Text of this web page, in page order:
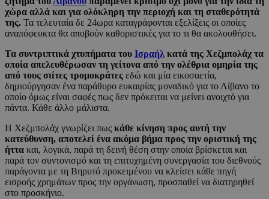
χώρα αλλά και για ολόκληρη την περιοχή και τη σταθερότητά
της. Τα τελευταία δε 24ωρα καταγράφονται εξελίξεις οι οποίες
αναπόφευκτα θα αποβούν καθοριστικές για το τι θα ακολουθήσει.
Τα συντριπτικά χτυπήματα του Ισραήλ κατά της Χεζμπολάχ τα
οποία απελευθέρωσαν τη γείτονα από την ολέθρια ομηρία της
από τους σιίτες τρομοκράτες εδώ και μία εικοσαετία,
δημιούργησαν ένα παράθυρο ευκαιρίας μοναδικό για το Λίβανο το
οποίο όμως είναι σαφές πως δεν πρόκειται να μείνει ανοιχτό για
πάντα. Κάθε άλλο μάλιστα.
H Χεζμπολάχ γνωρίζει πως κάθε κίνηση προς αυτή την
κατεύθυνση, αποτελεί ένα ακόμα βήμα προς την οριστική της
ήττα και, λογικά, παρά τη δεινή θέση στην οποία βρίσκεται και
παρά τον συντονισμό και τη επιτυχημένη συνεργασία του διεθνούς
παράγοντα με τη Βηρυτό προκειμένου να κλείσει κάθε πηγή
εισροής χρημάτων προς την οργάνωση, προσπαθεί να διατηρηθεί
στο προσκήνιο.